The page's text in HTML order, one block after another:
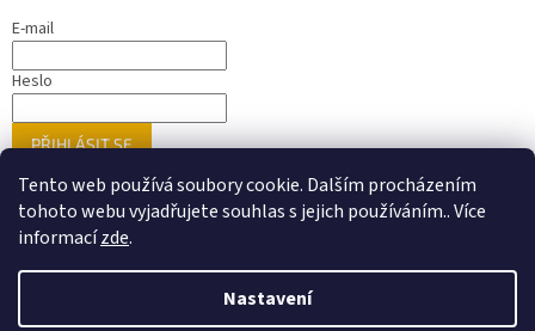
Tento web používá soubory cookie. Dalším procházením
tohoto webu vyjadřujete souhlas s jejich používáním.. Více
informacízde.
Nastavení
E-mail
Heslo
PŘIHLÁSIT SE
Nová registraceZapomenuté heslo
Nastavil tým EshopyUmíme.cz